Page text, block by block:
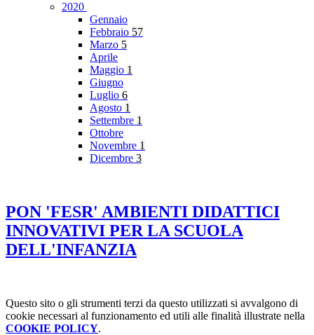
2020
Gennaio
Febbraio 57
Marzo 5
Aprile
Maggio 1
Giugno
Luglio 6
Agosto 1
Settembre 1
Ottobre
Novembre 1
Dicembre 3
PON 'FESR' AMBIENTI DIDATTICI
INNOVATIVI PER LA SCUOLA
DELL'INFANZIA
Questo sito o gli strumenti terzi da questo utilizzati si avvalgono di
cookie necessari al funzionamento ed utili alle finalità illustrate nella
COOKIE POLICY.